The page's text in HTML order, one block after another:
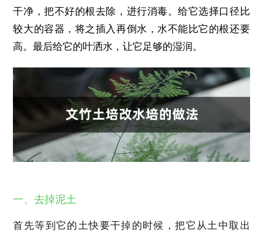
干净，把不好的根去除，进行消毒。给它选择口径比
较大的容器，将之插入再倒水，水不能比它的根还要
高。最后给它的叶洒水，让它足够的湿润。
一、去掉泥土
首先等到它的土快要干掉的时候，把它从土中取出